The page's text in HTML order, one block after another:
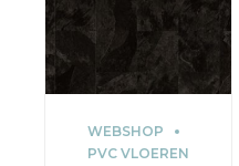
WEBSHOP
PVC VLOEREN